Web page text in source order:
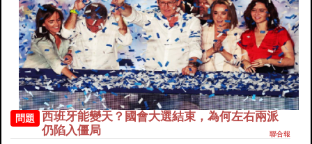
問題
西班牙能變天？國會大選結束，為何左右兩派
仍陷入僵局
聯合報